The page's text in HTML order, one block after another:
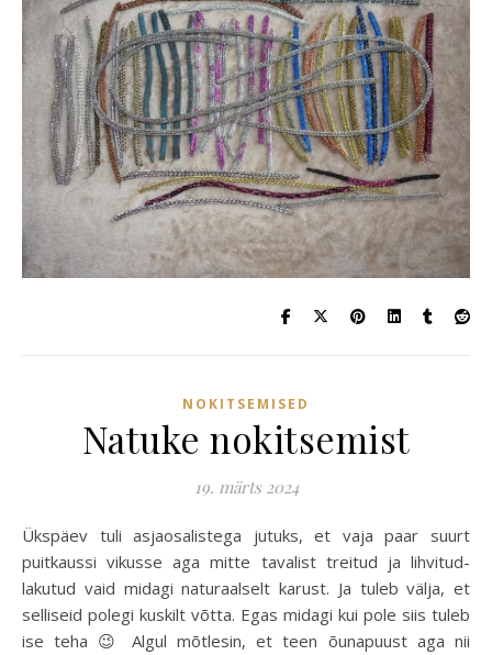
NOKITSEMISED
Natuke nokitsemist
19. märts 2024
Ükspäev tuli asjaosalistega jutuks, et vaja paar suurt
puitkaussi vikusse aga mitte tavalist treitud ja lihvitud-
lakutud vaid midagi naturaalselt karust. Ja tuleb välja, et
selliseid polegi kuskilt võtta. Egas midagi kui pole siis tuleb
ise teha 😉 Algul mõtlesin, et teen õunapuust aga nii